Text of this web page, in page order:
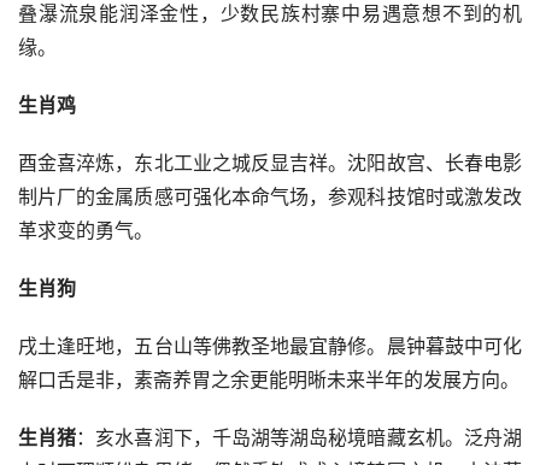
叠瀑流泉能润泽金性，少数民族村寨中易遇意想不到的机
缘。
生肖鸡
酉金喜淬炼，东北工业之城反显吉祥。沈阳故宫、长春电影
制片厂的金属质感可强化本命气场，参观科技馆时或激发改
革求变的勇气。
生肖狗
戌土逢旺地，五台山等佛教圣地最宜静修。晨钟暮鼓中可化
解口舌是非，素斋养胃之余更能明晰未来半年的发展方向。
生肖猪：亥水喜润下，千岛湖等湖岛秘境暗藏玄机。泛舟湖